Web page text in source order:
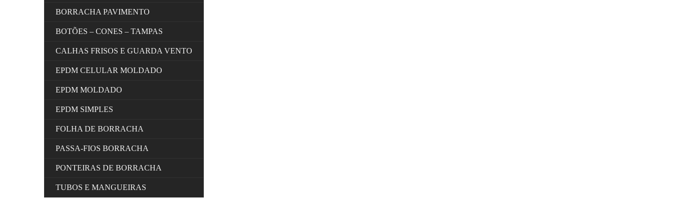
BORRACHA PAVIMENTO
BOTÕES – CONES – TAMPAS
CALHAS FRISOS E GUARDA VENTO
EPDM CELULAR MOLDADO
EPDM MOLDADO
EPDM SIMPLES
FOLHA DE BORRACHA
PASSA-FIOS BORRACHA
PONTEIRAS DE BORRACHA
TUBOS E MANGUEIRAS